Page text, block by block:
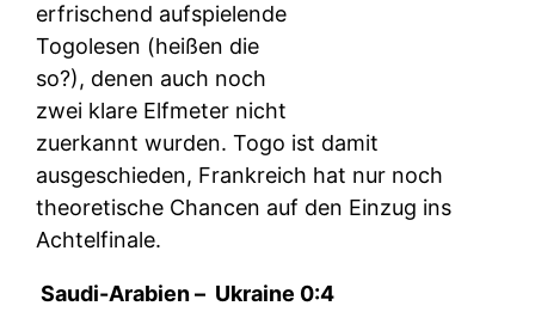
erfrischend aufspielende
Togolesen (heißen die
so?), denen auch noch
zwei klare Elfmeter nicht
zuerkannt wurden. Togo ist damit
ausgeschieden, Frankreich hat nur noch
theoretische Chancen auf den Einzug ins
Achtelfinale.
Saudi-Arabien – Ukraine 0:4